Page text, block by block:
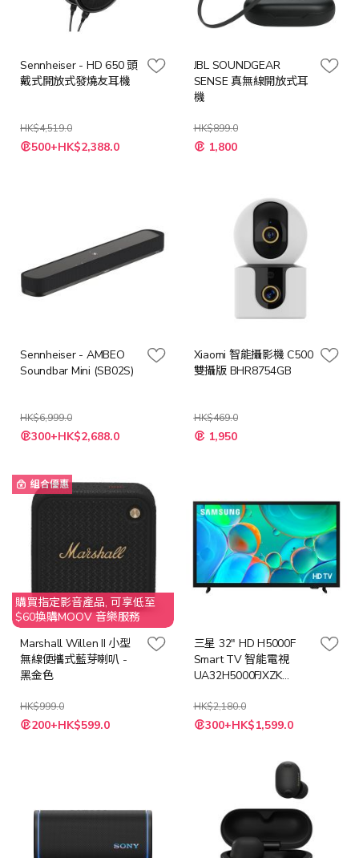
Sennheiser - HD 650 頭
戴式開放式發燒友耳機
HK$4,519.0
特
殊 500+HK$2,388.0
JBL SOUNDGEAR
SENSE 真無線開放式耳
機
HK$899.0
1,800
Sennheiser - AMBEO
Soundbar Mini (SB02S)
HK$6,999.0
特
殊300+HK$2,688.0
Xiaomi 智能攝影機 C500
雙攝版 BHR8754GB
HK$469.0
特
殊 1,950
組合優惠
購買指定影音產品, 可享低至
$60換購MOOV 音樂服務
Marshall Willen II 小型
無線便攜式藍芽喇叭 -
黑金色
HK$999.0
特
殊 200+HK$599.0
三星 32" HD H5000F
Smart TV 智能電視
UA32H5000FJXZK
HK$2,180.0
特
殊 300+HK$1,599.0